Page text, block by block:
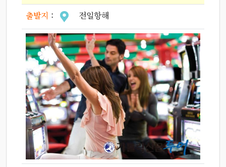
출발지 : 전일항해